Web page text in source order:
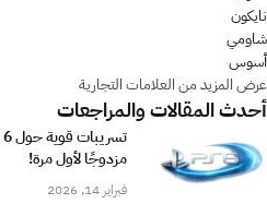
نايكون
شاومي
أسوس
عرض المزيد من العلامات التجارية
أحدث المقالات والمراجعات
مزدوجًا لأول مرة!
فبراير 14, 2026